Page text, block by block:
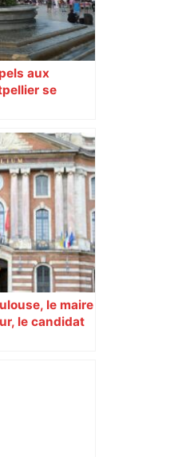
aux
se
le maire
le candidat